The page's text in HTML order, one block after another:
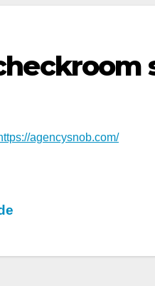
agencysnob.com/